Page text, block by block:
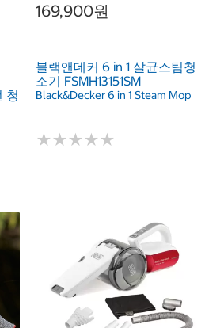
청
169,900원
블랙앤데커 6 in 1 살균스팀청
소기 FSMH13151SM
Black&Decker 6 in 1 Steam Mop
★★★★★
★★★★★